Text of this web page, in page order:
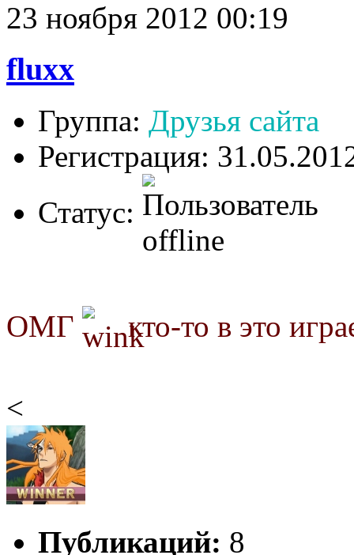
23 ноября 2012 00:19
fluxx
Группа: Друзья сайта
Регистрация:
Статус:
ОМГ кто-то в это
<
Публикаций: 8